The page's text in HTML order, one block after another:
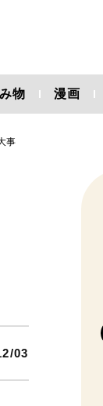
物 漫画
事
03